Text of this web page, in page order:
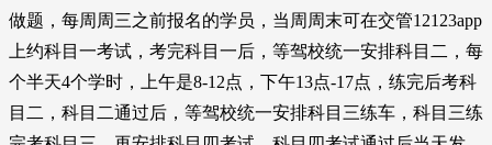
做题，每周周三之前报名的学员，当周周末可在交管12123app
上约科目一考试，考完科目一后 ， 等驾校统一安排科目二，每
个半天4个学时，上午是8-12点，下午13点-17点，练完后考科
目二，科目二通过后，等驾校统一安排科目三练车，科目三练